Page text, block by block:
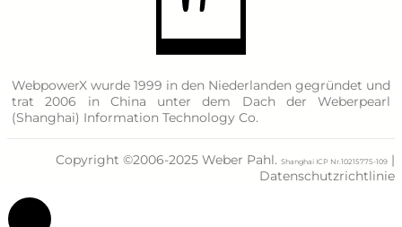
WebpowerX wurde 1999 in den Niederlanden gegründet und
trat 2006 in China unter dem Dach der Weberpearl
(Shanghai) Information Technology Co.
Copyright ©2006-2025 Weber Pahl. Shanghai ICP Nr.10215775-109 |
Datenschutzrichtlinie